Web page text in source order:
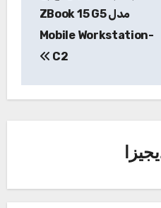
مدل ZBook 15 G5
Mobile Workstation-
C2